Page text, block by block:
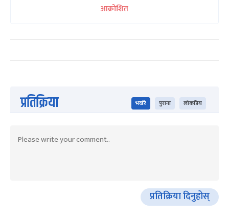
आक्रोशित
प्रतिक्रिया भर्खरै पुराना लोकप्रिय
प्रतिक्रिया दिनुहोस्